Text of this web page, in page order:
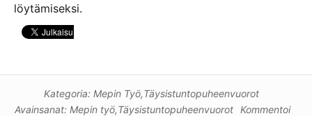
löytämiseksi.
Kategoria: Mepin Työ,Täysistuntopuheenvuorot
Avainsanat: Mepin työ,Täysistuntopuheenvuorot Kommentoi